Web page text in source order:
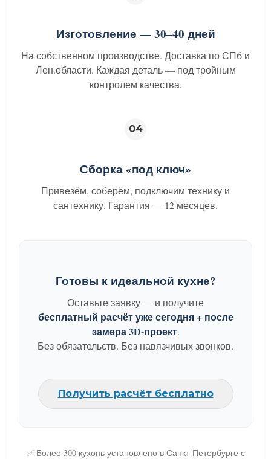
Изготовление — 30–40 дней
На собственном производстве. Доставка по СПб и
Лен.области. Каждая деталь — под тройным
контролем качества.
04
Сборка «под ключ»
Привезём, соберём, подключим технику и
сантехнику. Гарантия — 12 месяцев.
Готовы к идеальной кухне?
Оставьте заявку — и получите
бесплатный расчёт уже сегодня + после
замера 3D-проект.
Без обязательств. Без навязчивых звонков.
Получить расчёт бесплатно
✅ Более 300 кухонь установлено в Санкт-Петербурге с